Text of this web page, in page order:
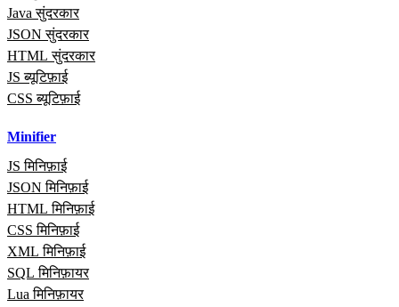
Java सुंदरकार
JSON सुंदरकार
HTML सुंदरकार
JS ब्यूटिफ़ाई
CSS ब्यूटिफ़ाई
Minifier
JS मिनिफ़ाई
JSON मिनिफ़ाई
HTML मिनिफ़ाई
CSS मिनिफ़ाई
XML मिनिफ़ाई
SQL मिनिफ़ायर
Lua मिनिफ़ायर